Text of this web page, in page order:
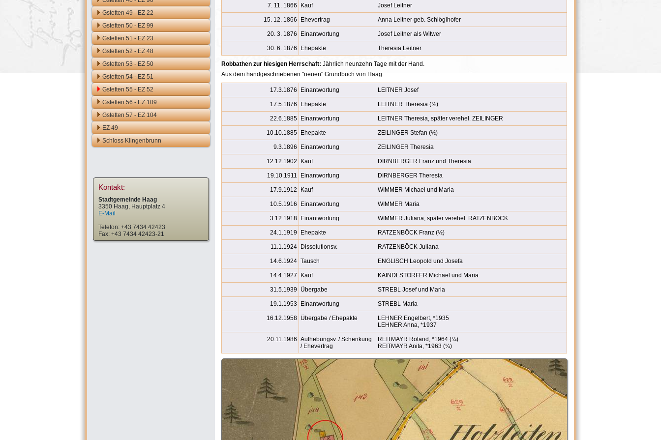
Gstetten 49 - EZ 22
Gstetten 50 - EZ 99
Gstetten 51 - EZ 23
Gstetten 52 - EZ 48
Gstetten 53 - EZ 50
Gstetten 54 - EZ 51
Gstetten 55 - EZ 52
Gstetten 56 - EZ 109
Gstetten 57 - EZ 104
EZ 49
Schloss Klingenbrunn
Kontakt:
Stadtgemeinde Haag
3350 Haag, Hauptplatz 4
E-Mail
Telefon: +43 7434 42423
Fax: +43 7434 42423-21
7. 11. 1866 Kauf Josef Leitner
15. 12. 1866 Ehevertrag Anna Leitner geb. Schlöglhofer
20. 3. 1876 Einantwortung Josef Leitner als Witwer
30. 6. 1876 Ehepakte Theresia Leitner
Robbathen zur hiesigen Herrschaft: Jährlich neunzehn Tage mit der Hand.
Aus dem handgeschriebenen "neuen" Grundbuch von Haag:
17.3.1876 Einantwortung LEITNER Josef
17.5.1876 Ehepakte LEITNER Theresia (½)
22.6.1885 Einantwortung LEITNER Theresia, später verehel. ZEILINGER
10.10.1885 Ehepakte ZEILINGER Stefan (½)
9.3.1896 Einantwortung ZEILINGER Theresia
12.12.1902 Kauf DIRNBERGER Franz und Theresia
19.10.1911 Einantwortung DIRNBERGER Theresia
17.9.1912 Kauf WIMMER Michael und Maria
10.5.1916 Einantwortung WIMMER Maria
3.12.1918 Einantwortung WIMMER Juliana, später verehel. RATZENBÖCK
24.1.1919 Ehepakte RATZENBÖCK Franz (½)
11.1.1924 Dissolutionsv. RATZENBÖCK Juliana
14.6.1924 Tausch ENGLISCH Leopold und Josefa
14.4.1927 Kauf KAINDLSTORFER Michael und Maria
31.5.1939 Übergabe STREBL Josef und Maria
19.1.1953 Einantwortung STREBL Maria
16.12.1958 Übergabe / Ehepakte
LEHNER Engelbert, *1935
LEHNER Anna, *1937
20.11.1986 Aufhebungsv. / Schenkung
/ Ehevertrag
REITMAYR Roland, *1964 (¼)
REITMAYR Anita, *1963 (¼)